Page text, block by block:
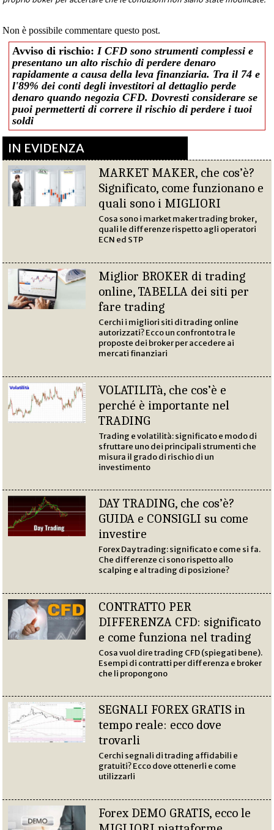
Non è possibile commentare questo post.
Avviso di rischio:I CFD sono strumenti complessi e
presentano un alto rischio di perdere denaro
rapidamente a causa della leva finanziaria. Tra il 74 e
l'89% dei conti degli investitori al dettaglio perde
denaro quando negozia CFD. Dovresti considerare se
puoi permetterti di correre il rischio di perdere i tuoi
soldi
IN EVIDENZA
MARKET MAKER, che cos’è?
Significato, come funzionano e
quali sono i MIGLIORI
Cosa sono i market maker trading broker,
quali le differenze rispetto agli operatori
ECN ed STP
Miglior BROKER di trading
online, TABELLA dei siti per
fare trading
Cerchi i migliori siti di trading online
autorizzati? Ecco un confronto tra le
proposte dei broker per accedere ai
mercati finanziari
VOLATILITà, che cos’è e
perché è importante nel
TRADING
Trading e volatilità: significato e modo di
sfruttare uno dei principali strumenti che
misura il grado di rischio di un
investimento
DAY TRADING, che cos’è?
GUIDA e CONSIGLI su come
investire
Forex Day trading: significato e come si fa.
Che differenze ci sono rispetto allo
scalping e al trading di posizione?
CONTRATTO PER
DIFFERENZA CFD: significato
e come funziona nel trading
Cosa vuol dire trading CFD (spiegati bene).
Esempi di contratti per differenza e broker
che li propongono
SEGNALI FOREX GRATIS in
tempo reale: ecco dove
trovarli
Cerchi segnali di trading affidabili e
gratuiti? Ecco dove ottenerli e come
utilizzarli
Forex DEMO GRATIS, ecco le